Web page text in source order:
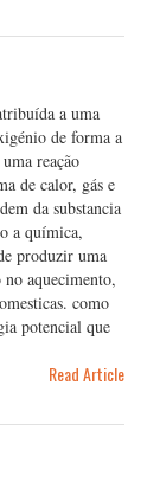
a uma
de forma a
reação
de calor, gás e
da substancia
a química,
produzir uma
aquecimento,
como
potencial que
Read Article